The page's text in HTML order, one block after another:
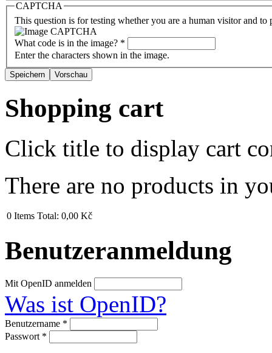
CAPTCHA
This question is for testing whether you are a human visitor and to
What code is in the image? *
Enter the characters shown in the image.
Shopping cart
Click title to display cart
There are no products in
0 Items Total: 0,00 Kč
Benutzeranmeldung
Mit OpenID anmelden
Was ist OpenID?
Benutzername *
Passwort *